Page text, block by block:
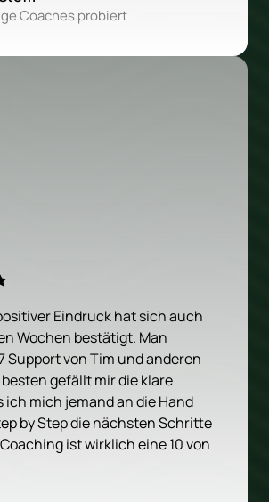
Coaches probiert
Eindruck hat sich auch
Wochen bestätigt. Man
Support von Tim und anderen
gefällt mir die klare
ich mich jemand an die Hand
by Step die nächsten Schritte
ist wirklich eine 10 von